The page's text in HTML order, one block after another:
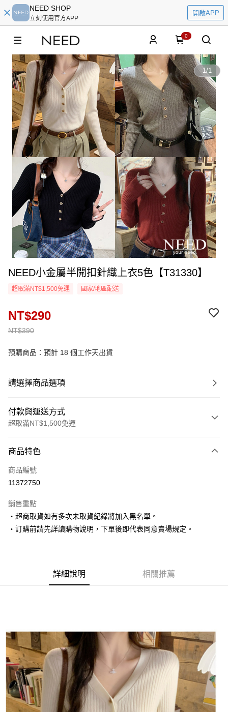
NEED SHOP
立刻使用官方APP
開啟APP
0
1/1
NEED小金屬半開扣針織上衣5色【T31330】
超取滿NT$1,500免運 國家/地區配送
NT$390
NT$290
預購商品：預計 18 個工作天出貨
請選擇商品選項
付款與運送方式
超取滿NT$1,500免運
信用卡一次付款
超商取貨付款
Apple Pay
街口支付
便利好安心！
１．簡單：不需註冊會員、不需綁卡、不需儲值。
２．便利：只要手機號碼，簡訊認證，即可結帳。
３．安心：先確認商品／服務後，再付款。
【「AFTEE先享後付」結帳流程】
１．於結帳方式選擇「AFTEE先享後付」後，將跳轉至「AFTEE先享後付」
結帳頁面，進行簡訊認證並確認金額後，即可完成結帳。
２．訂單成立數日內，您將收到繳費通知簡訊。
運送方式
全家取貨付款
每筆NT$80，滿NT$1,500(含以上)免運費
付款後全家取貨
每筆NT$80，滿NT$1,500(含以上)免運費
商品特色
商品編號
11372750
銷售重點
‧超商取貨如有多次未取貨紀錄將加入黑名單。
‧訂購前請先詳讀購物說明，下單後即代表同意賣場規定。
詳細說明 相關推薦